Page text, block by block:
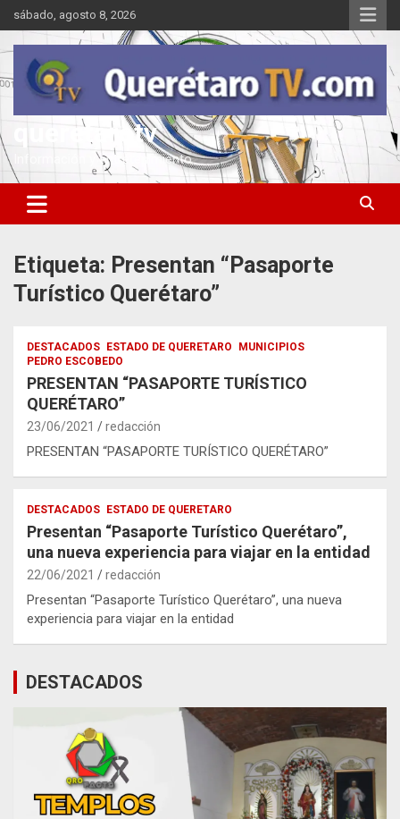
Saltar
al
contenido
sábado, agosto 8, 2026
queretarotv
Información y entretenimiento
Etiqueta: Presentan “Pasaporte
Turístico Querétaro”
DESTACADOS ESTADO DE QUERETARO
MUNICIPIOS
PEDRO ESCOBEDO
PRESENTAN “PASAPORTE TURÍSTICO
QUERÉTARO”
23/06/2021 redacción
PRESENTAN “PASAPORTE TURÍSTICO QUERÉTARO”
DESTACADOS ESTADO DE QUERETARO
Presentan “Pasaporte Turístico Querétaro”,
una nueva experiencia para viajar en la entidad
22/06/2021 redacción
Presentan “Pasaporte Turístico Querétaro”, una nueva
experiencia para viajar en la entidad
DESTACADOS